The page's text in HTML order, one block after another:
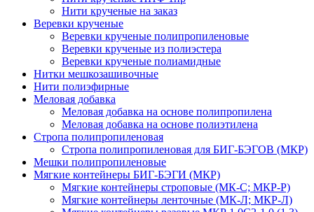
Нити крученые на заказ
Веревки крученые
Веревки крученые полипропиленовые
Веревки крученые из полиэстера
Веревки крученые полиамидные
Нитки мешкозашивочные
Нити полиэфирные
Меловая добавка
Меловая добавка на основе полипропилена
Меловая добавка на основе полиэтилена
Стропа полипропиленовая
Стропа полипропиленовая для БИГ-БЭГОВ (МКР)
Мешки полипропиленовые
Мягкие контейнеры БИГ-БЭГИ (МКР)
Мягкие контейнеры строповые (МК-С; МКР-Р)
Мягкие контейнеры ленточные (МК-Л; МКР-Л)